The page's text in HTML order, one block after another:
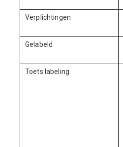
Verplichtingen
Gelabeld
Toets labeling